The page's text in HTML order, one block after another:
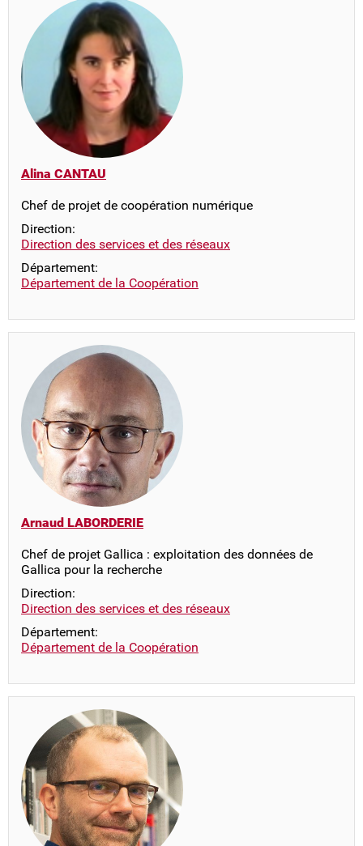
Alina CANTAU
Chef de projet de coopération numérique
Direction:
Direction des services et des réseaux
Département:
Département de la Coopération
Arnaud LABORDERIE
Chef de projet Gallica : exploitation des données de
Gallica pour la recherche
Direction:
Direction des services et des réseaux
Département:
Département de la Coopération